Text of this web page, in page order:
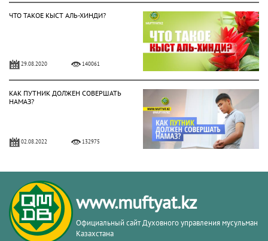
ЧТО ТАКОЕ КЫСТ АЛЬ-ХИНДИ?
29.08.2020 140061
КАК ПУТНИК ДОЛЖЕН СОВЕРШАТЬ
НАМАЗ?
02.08.2022 132975
КАКИЕ АЯТЫ НЕОБХОДИМО ЧИТАТЬ
ПРИ ПОСЕЩЕНИИ МОГИЛЫ?
25.04.2024 102399
www.muftyat.kz
Официальный сайт Духовного управления мусульман
Казахстана